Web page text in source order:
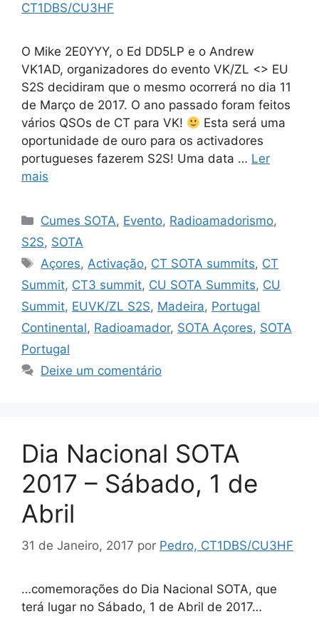
CT1DBS/CU3HF
O Mike 2E0YYY, o Ed DD5LP e o Andrew
VK1AD, organizadores do evento VK/ZL <> EU
S2S decidiram que o mesmo ocorrerá no dia 11
de Março de 2017. O ano passado foram feitos
vários QSOs de CT para VK!
Esta será uma
oportunidade de ouro para os activadores
portugueses fazerem S2S! Uma data … Ler
mais
Categorias
Cumes SOTA, Evento, Radioamadorismo,
S2S, SOTA
Etiquetas
Açores,Activação, CT SOTA summits, CT
Summit, CT3 summit, CU SOTA Summits, CU
Summit, EUVK/ZL S2S, Madeira, Portugal
Continental, Radioamador, SOTA Açores, SOTA
Portugal
Deixe um comentário
Dia Nacional SOTA
2017 – Sábado, 1 de
Abril
31 de Janeiro, 2017 por Pedro, CT1DBS/CU3HF
…comemorações do Dia Nacional SOTA, que
terá lugar no Sábado, 1 de Abril de 2017…